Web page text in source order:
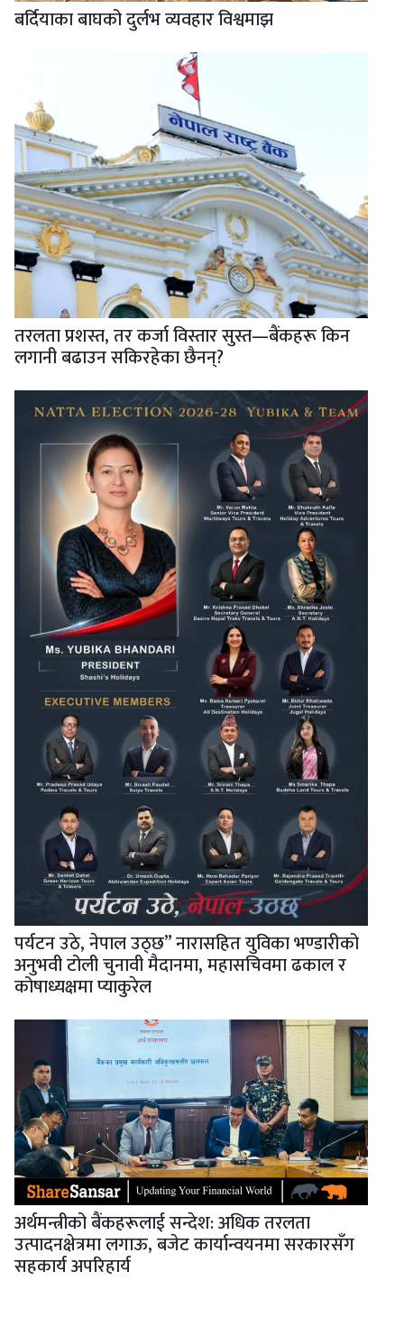
बर्दियाका बाघको दुर्लभ व्यवहार विश्वमाझ
तरलता प्रशस्त, तर कर्जा विस्तार सुस्त—बैंकहरू किन
लगानी बढाउन सकिरहेका छैनन्?
पर्यटन उठे, नेपाल उठ्छ” नारासहित युविका भण्डारीको
अनुभवी टोली चुनावी मैदानमा, महासचिवमा ढकाल र
कोषाध्यक्षमा प्याकुरेल
अर्थमन्त्रीको बैंकहरूलाई सन्देश: अधिक तरलता
उत्पादनक्षेत्रमा लगाऊ, बजेट कार्यान्वयनमा सरकारसँग
सहकार्य अपरिहार्य